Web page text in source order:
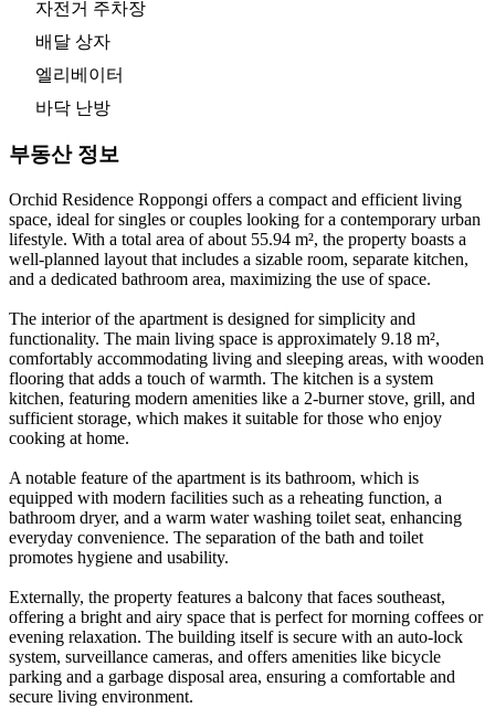
자전거 주차장
배달 상자
엘리베이터
바닥 난방
부동산 정보
Orchid Residence Roppongi offers a compact and efficient living
space, ideal for singles or couples looking for a contemporary urban
lifestyle. With a total area of about 55.94 m², the property boasts a
well-planned layout that includes a sizable room, separate kitchen,
and a dedicated bathroom area, maximizing the use of space.
The interior of the apartment is designed for simplicity and
functionality. The main living space is approximately 9.18 m²,
comfortably accommodating living and sleeping areas, with wooden
flooring that adds a touch of warmth. The kitchen is a system
kitchen, featuring modern amenities like a 2-burner stove, grill, and
sufficient storage, which makes it suitable for those who enjoy
cooking at home.
A notable feature of the apartment is its bathroom, which is
equipped with modern facilities such as a reheating function, a
bathroom dryer, and a warm water washing toilet seat, enhancing
everyday convenience. The separation of the bath and toilet
promotes hygiene and usability.
Externally, the property features a balcony that faces southeast,
offering a bright and airy space that is perfect for morning coffees or
evening relaxation. The building itself is secure with an auto-lock
system, surveillance cameras, and offers amenities like bicycle
parking and a garbage disposal area, ensuring a comfortable and
secure living environment.